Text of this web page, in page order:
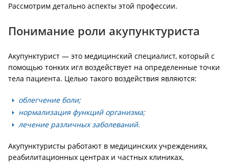
Рассмотрим детально аспекты этой профессии.
Понимание роли акупунктуриста
Акупунктурист — это медицинский специалист, который с
помощью тонких игл воздействует на определенные точки
тела пациента. Целью такого воздействия являются:
облегчение боли;
нормализация функций организма;
лечение различных заболеваний.
Акупунктуристы работают в медицинских учреждениях,
реабилитационных центрах и частных клиниках,